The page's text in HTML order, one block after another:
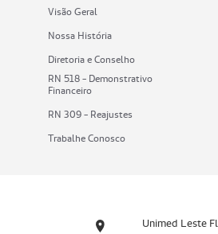
Visão Geral
Nossa História
Diretoria e Conselho
RN 518 - Demonstrativo
Financeiro
RN 309 - Reajustes
Trabalhe Conosco
Unimed Leste